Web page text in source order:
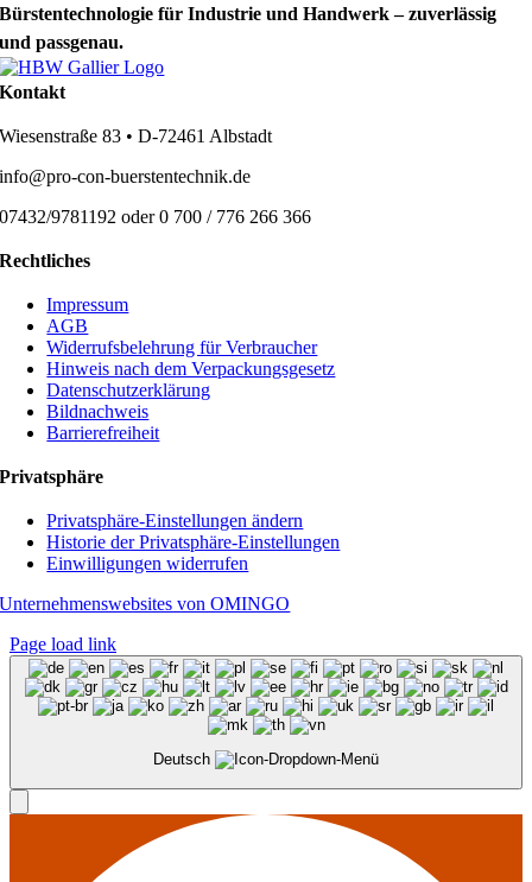
Bürstentechnologie für Industrie und Handwerk – zuverlässig
und passgenau.
Kontakt
Wiesenstraße 83 • D-72461 Albstadt
info@pro-con-buerstentechnik.de
07432/9781192 oder 0 700 / 776 266 366
Rechtliches
Impressum
AGB
Widerrufsbelehrung für Verbraucher
Hinweis nach dem Verpackungsgesetz
Datenschutzerklärung
Bildnachweis
Barrierefreiheit
Privatsphäre
Privatsphäre-Einstellungen ändern
Historie der Privatsphäre-Einstellungen
Einwilligungen widerrufen
Unternehmenswebsites von OMINGO
Page load link
Deutsch